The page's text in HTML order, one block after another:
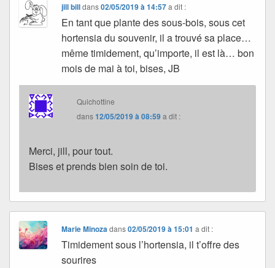
jill billdans02/05/2019 à 14:57 a dit :
En tant que plante des sous-bois, sous cet
hortensia du souvenir, il a trouvé sa place…
même timidement, qu’importe, il est là… bon
mois de mai à toi, bises, JB
Quichottine
dans12/05/2019 à 08:59a dit :
Merci, jill, pour tout.
Bises et prends bien soin de toi.
Marie Minozadans02/05/2019 à 15:01 a dit :
Timidement sous l’hortensia, il t’offre des
sourires